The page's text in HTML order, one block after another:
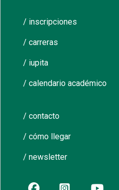
/ inscripciones
/ carreras
/ iupita
/ calendario académico
/ contacto
/ cómo llegar
/ newsletter